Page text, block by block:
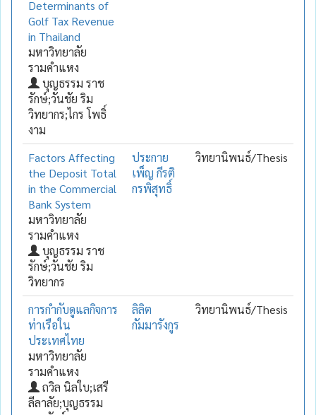
Determinants of
Golf Tax Revenue
in Thailand
มหาวิทยาลัย
รามคำแหง
บุญธรรม ราช
รักษ์;วันชัย ริม
วิทยากร;ไกร โพธิ์
งาม
Factors Affecting
the Deposit Total
in the Commercial
Bank System
มหาวิทยาลัย
รามคำแหง
บุญธรรม ราช
รักษ์;วันชัย ริม
วิทยากร
ประกาย
เพ็ญ กีรติ
กรพิสุทธิ์
วิทยานิพนธ์/Thesis
การกำกับดูแลกิจการ
ท่าเรือใน
ประเทศไทย
มหาวิทยาลัย
รามคำแหง
ถวิล นิลใบ;เสรี
ลีลาลัย;บุญธรรม
ลิลิต
กัมมารังกูร
วิทยานิพนธ์/Thesis